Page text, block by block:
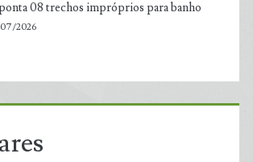
08 trechos impróprios para banho
07/2026